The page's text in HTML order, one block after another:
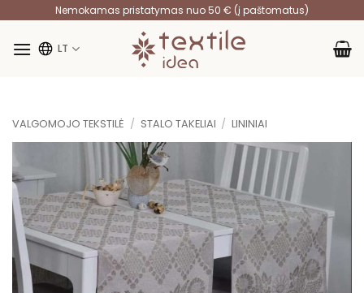
content
Nemokamas pristatymas nuo 50 € (į paštomatus)
LT
VALGOMOJO TEKSTILĖ / STALO TAKELIAI / LININIAI